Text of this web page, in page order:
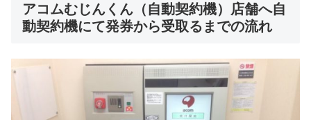
アコムむじんくん（自動契約機）店舗へ自
動契約機にて発券から受取るまでの流れ